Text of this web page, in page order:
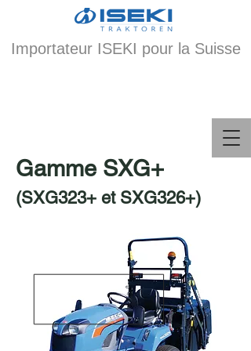
Importateur ISEKI pour la Suisse
Gamme SXG+
(SXG323+ et SXG326+)